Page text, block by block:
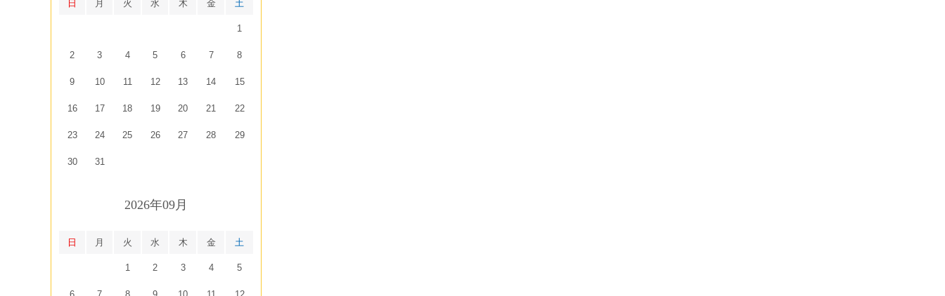
日 月 火 水 木 金 土
1
2 3 4 5 6 7 8
9 10 11 12 13 14 15
16 17 18 19 20 21 22
23 24 25 26 27 28 29
30 31
2026年09月
日 月 火 水 木 金 土
1 2 3 4 5